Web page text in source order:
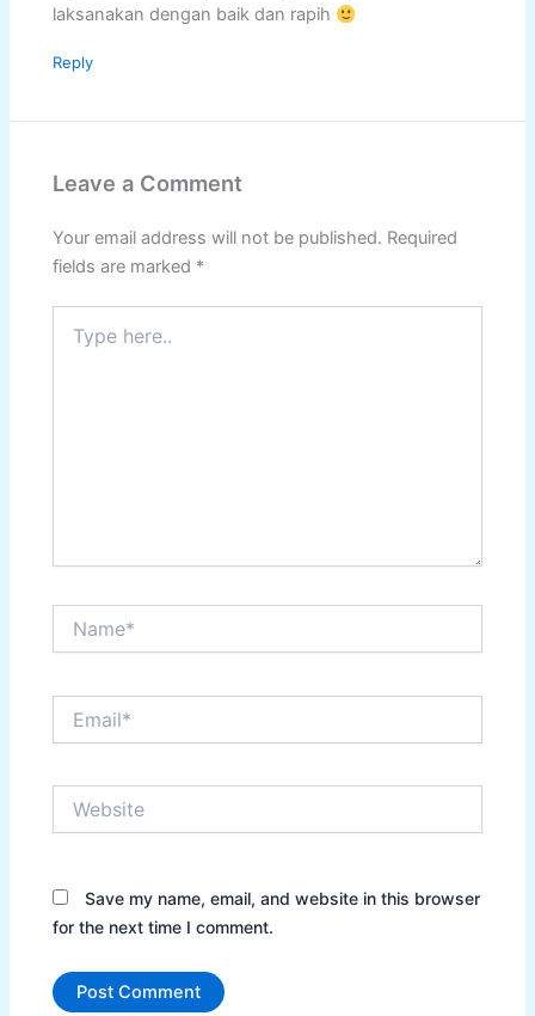
laksanakan dengan baik dan rapih
Reply
Leave a Comment
Your email address will not be published. Required
fields are marked *
here..
Save my name, email, and website in this browser
for the next time I comment.